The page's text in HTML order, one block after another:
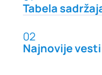
Tabela
02
Najnovije vesti